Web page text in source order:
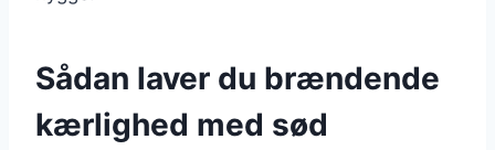
Sådan laver du brændende
kærlighed med sød